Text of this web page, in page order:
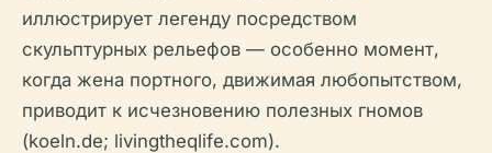
иллюстрирует легенду посредством
скульптурных рельефов — особенно момент,
когда жена портного, движимая любопытством,
приводит к исчезновению полезных гномов
(koeln.de; livingtheqlife.com).